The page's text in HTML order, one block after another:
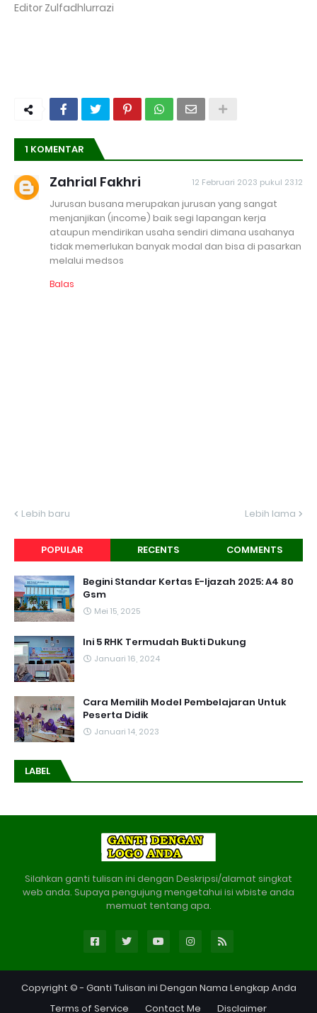
Editor Zulfadhlurrazi
1 KOMENTAR
Zahrial Fakhri 12 Februari 2023 pukul 23.12
Jurusan busana merupakan jurusan yang sangat
menjanjikan (income) baik segi lapangan kerja
ataupun mendirikan usaha sendiri dimana usahanya
tidak memerlukan banyak modal dan bisa di pasarkan
melalui medsos
Balas
Lebih baru Lebih lama
POPULAR RECENTS COMMENTS
Begini Standar Kertas E-Ijazah 2025: A4 80
Gsm
Mei 15, 2025
Ini 5 RHK Termudah Bukti Dukung
Januari 16, 2024
Cara Memilih Model Pembelajaran Untuk
Peserta Didik
Januari 14, 2023
LABEL
Silahkan ganti tulisan ini dengan Deskripsi/alamat singkat
web anda. Supaya pengujung mengetahui isi wbiste anda
memuat tentang apa.
Copyright © - Ganti Tulisan ini Dengan Nama Lengkap Anda
Terms of Service
Contact Me Disclaimer